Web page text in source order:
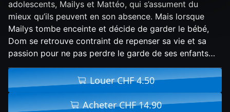
adolescents, Mailys et Mattéo, qui s’assument du
mieux qu’ils peuvent en son absence. Mais lorsque
Mailys tombe enceinte et décide de garder le bébé,
Dom se retrouve contraint de repenser sa vie et sa
passion pour ne pas perdre le garde de ses enfants…
Louer CHF 4.50
Acheter CHF 14.90